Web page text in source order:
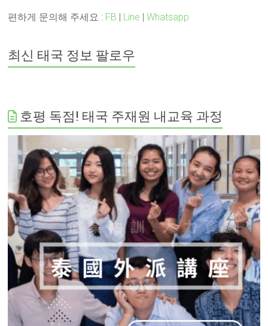
편하게 문의해 주세요 : FB | Line |Whatsapp
최신 태국 정보 팔로우
호평 독점! 태국 주재원 내교육 과정